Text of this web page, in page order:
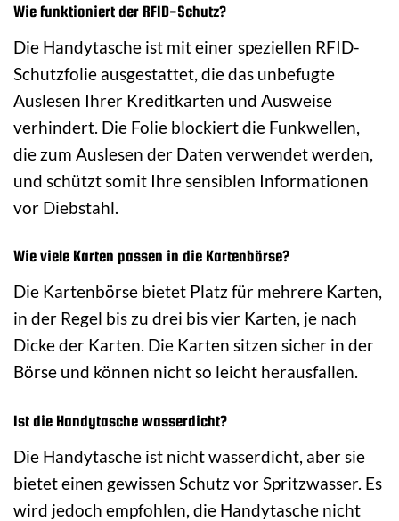
Wie funktioniert der RFID-Schutz?
Die Handytasche ist mit einer speziellen RFID-
Schutzfolie ausgestattet, die das unbefugte
Auslesen Ihrer Kreditkarten und Ausweise
verhindert. Die Folie blockiert die Funkwellen,
die zum Auslesen der Daten verwendet werden,
und schützt somit Ihre sensiblen Informationen
vor Diebstahl.
Wie viele Karten passen in die Kartenbörse?
Die Kartenbörse bietet Platz für mehrere Karten,
in der Regel bis zu drei bis vier Karten, je nach
Dicke der Karten. Die Karten sitzen sicher in der
Börse und können nicht so leicht herausfallen.
Ist die Handytasche wasserdicht?
Die Handytasche ist nicht wasserdicht, aber sie
bietet einen gewissen Schutz vor Spritzwasser. Es
wird jedoch empfohlen, die Handytasche nicht